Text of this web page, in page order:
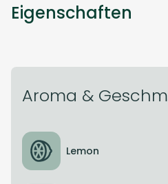
Eigenschaften
Aroma &
Lemon